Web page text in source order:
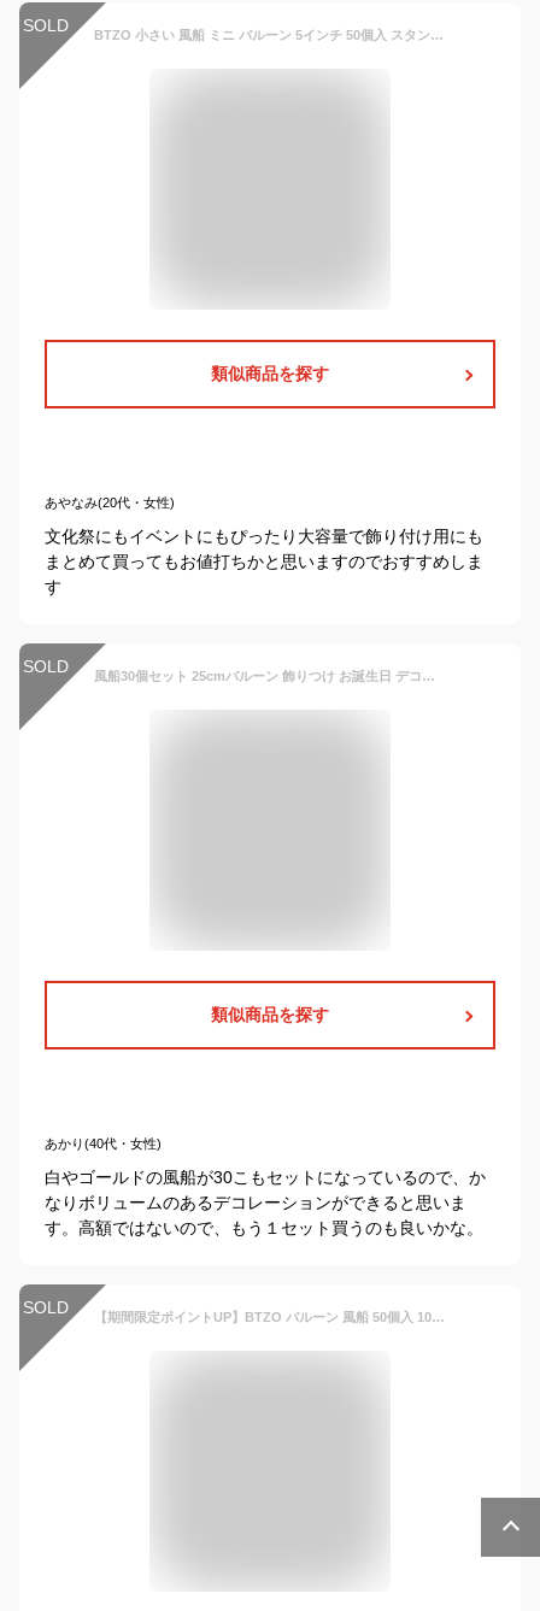
SOLD BTZO 小さい 風船 ミニ バルーン 5インチ 50個入 スタンドカラー カラフル ミックス バルーンアート 誕生日 飾り付け イベント パーティー お祝い 記念日 結婚式 お祭り 文化祭
類似商品を探す
あやなみ(20代・女性)
文化祭にもイベントにもぴったり大容量で飾り付け用にも
まとめて買ってもお値打ちかと思いますのでおすすめしま
す
SOLD 風船30個セット 25cmバルーン 飾りつけ お誕生日 デコレーション 店舗装飾 バースデー ウェディング ゴム風船 イベント ディスプレイ クリアバルーン コンフェッティ ゴールド シルバー くすみ
類似商品を探す
あかり(40代・女性)
白やゴールドの風船が30こもセットになっているので、か
なりボリュームのあるデコレーションができると思いま
す。高額ではないので、もう１セット買うのも良いかな。
SOLD 【期間限定ポイントUP】BTZO バルーン 風船 50個入 10インチ ラウンド メタリックカラー ゴム風船 光沢 飾り付け 誕生日 結婚式 成人式 パーティー お祭り 文化祭 ミックス